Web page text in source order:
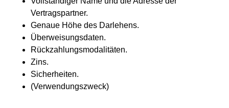
Vertragspartner.
Genaue Höhe des Darlehens.
Überweisungsdaten.
Rückzahlungsmodalitäten.
Zins.
Sicherheiten.
(Verwendungszweck)